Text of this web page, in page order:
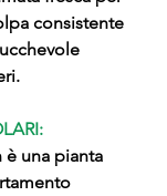
consistente
una pianta